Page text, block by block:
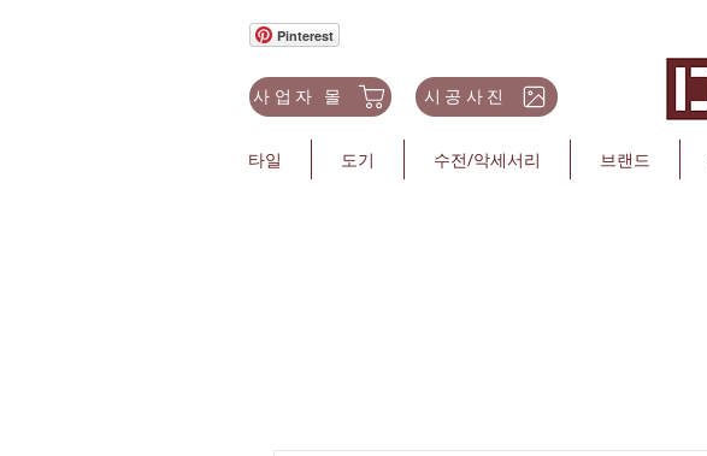
Pinterest
사업자 몰 시공사진
타일 도기 수전/악세서리 브랜드